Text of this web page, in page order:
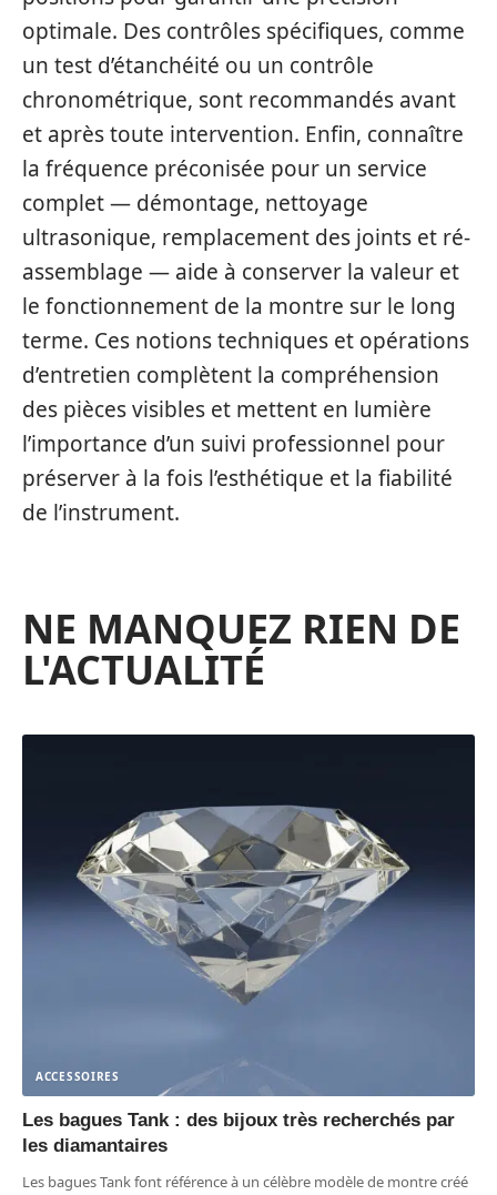
optimale. Des contrôles spécifiques, comme
un test d’étanchéité ou un contrôle
chronométrique, sont recommandés avant
et après toute intervention. Enfin, connaître
la fréquence préconisée pour un service
complet — démontage, nettoyage
ultrasonique, remplacement des joints et ré-
assemblage — aide à conserver la valeur et
le fonctionnement de la montre sur le long
terme. Ces notions techniques et opérations
d’entretien complètent la compréhension
des pièces visibles et mettent en lumière
l’importance d’un suivi professionnel pour
préserver à la fois l’esthétique et la fiabilité
de l’instrument.
NE MANQUEZ RIEN DE
L'ACTUALITÉ
ACCESSOIRES
Les bagues Tank : des bijoux très recherchés par
les diamantaires
Les bagues Tank font référence à un célèbre modèle de montre créé